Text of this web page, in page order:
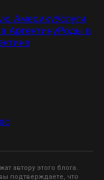
АмерикуУслуги
АргентинуРоды в
автору этого блога.
подтверждаете, что